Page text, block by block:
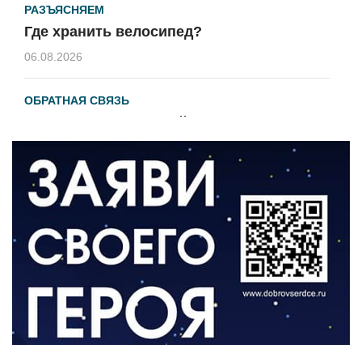
РАЗЪЯСНЯЕМ
Где хранить велосипед?
06.08.2026
ОБРАТНАЯ СВЯЗЬ
Администрация онлайн
ВЛАСТЬ
День памяти и «Симфония народов»
06.08.2026
Новый настил на экотропе
05.08.2026